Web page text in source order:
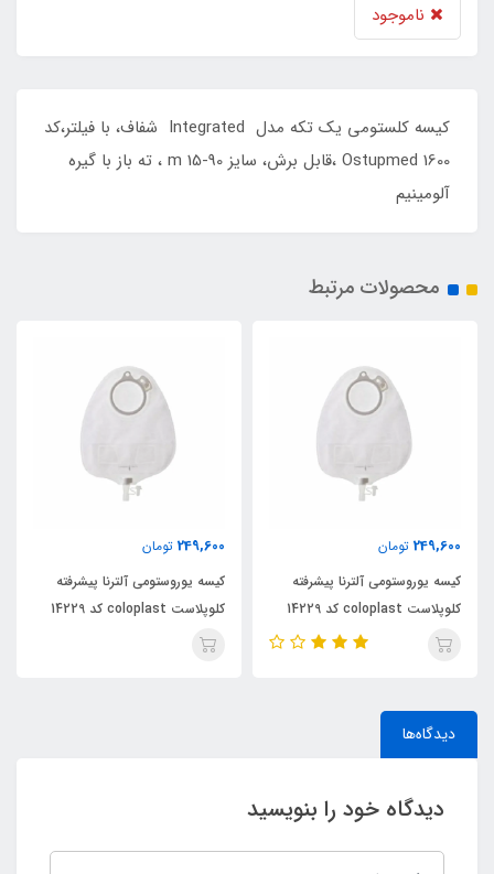
ناموجود
کیسه کلستومی یک تکه مدل Integrated شفاف، با فیلتر،کد
1600 Ostupmed ،قابل برش، سایز 90-15 m ، ته باز با گیره
آلومینیم
محصولات مرتبط
249,600 تومان
کیسه یوروستومی آلترنا پیشرفته
کلوپلاست coloplast کد 14229
249,600 تومان
کیسه یوروستومی آلترنا پیشرفته
کلوپلاست coloplast کد 14229
دیدگاه‌ها
دیدگاه خود را بنویسید